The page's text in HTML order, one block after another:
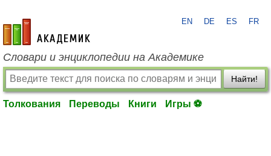
academic.ru
EN DE ES FR
Словари и энциклопедии на Академике
Найти!
Толкования Переводы Книги Игры ⚽